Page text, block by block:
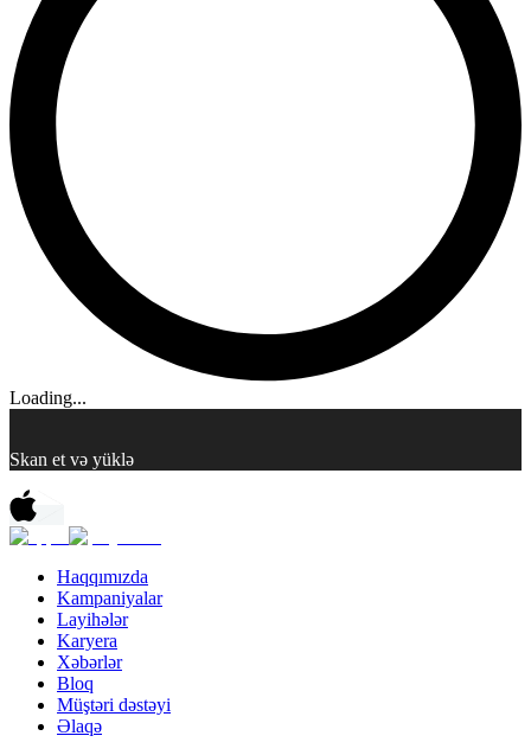
Loading...
Skan et və yüklə
Haqqımızda
Kampaniyalar
Layihələr
Karyera
Xəbərlər
Bloq
Müştəri dəstəyi
Əlaqə